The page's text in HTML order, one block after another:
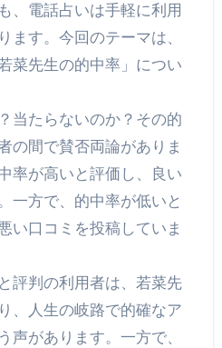
、電話占いは手軽に利用
ます。今回のテーマは、
菜先生の的中率」につい
当たらないのか？その的
の間で賛否両論がありま
率が高いと評価し、良い
一方で、的中率が低いと
い口コミを投稿していま
評判の利用者は、若菜先
、人生の岐路で的確なア
声があります。一方で、